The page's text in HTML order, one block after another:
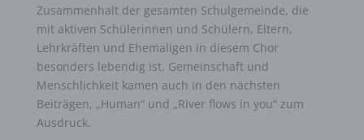
Zusammenhalt der gesamten Schulgemeinde, die
mit aktiven Schülerinnen und Schülern, Eltern,
Lehrkräften und Ehemaligen in diesem Chor
besonders lebendig ist. Gemeinschaft und
Menschlichkeit kamen auch in den nächsten
Beiträgen, „Human“ und „River flows in you“ zum
Ausdruck.